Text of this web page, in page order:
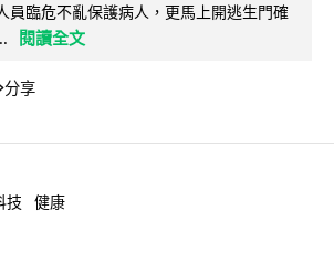
員臨危不亂保護病人，更馬上開逃生門確
閱讀全文
分享
技 健康